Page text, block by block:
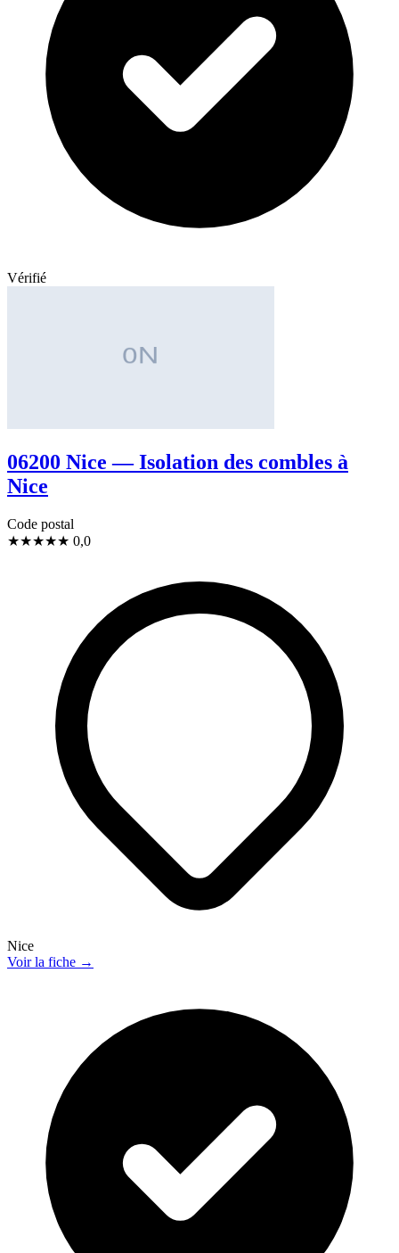
Vérifié
06200 Nice — Isolation des combles à
Nice
Code postal
★★★★★ 0,0
Nice
Voir la fiche →